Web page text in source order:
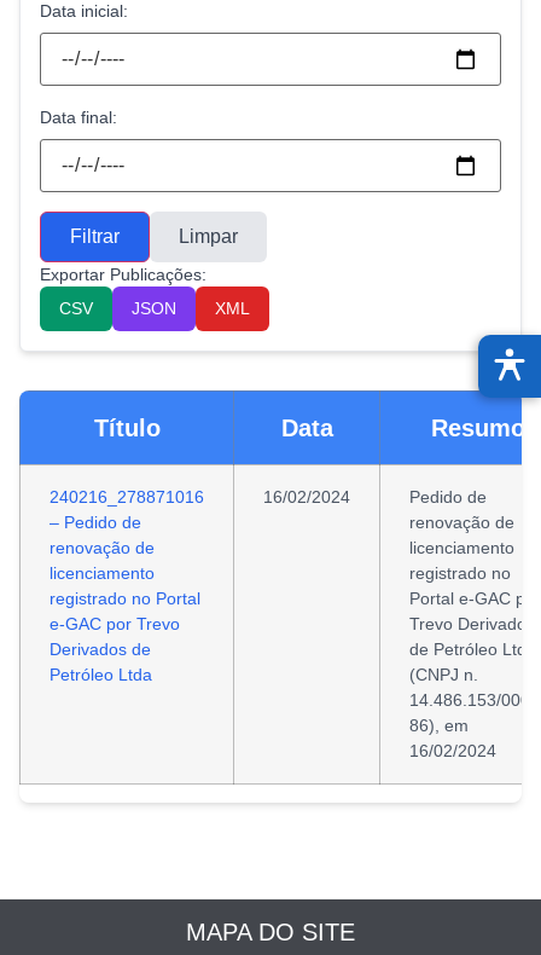
Data inicial:
Data final:
Filtrar Limpar
Exportar Publicações:
CSV
JSON XML
Título Data Resumo
240216_278871016
– Pedido de
renovação de
licenciamento
registrado no Portal
e-GAC por Trevo
Derivados de
Petróleo Ltda
16/02/2024
Pedido de
renovação de
licenciamento
registrado no
Portal e-GAC por
Trevo Derivados
de Petróleo Ltda
(CNPJ n.
14.486.153/
86), em
16/02/2024
MAPA DO SITE